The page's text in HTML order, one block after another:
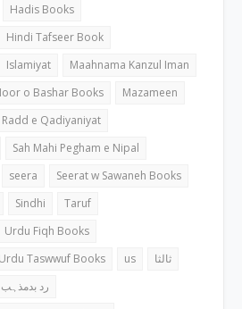
Hadis Books
Hindi Tafseer Book
Islamiyat
Maahnama Kanzul Iman
o Bashar Books
Mazameen
Radd e Qadiyaniyat
Sah Mahi Pegham e Nipal
seera
Seerat w Sawaneh Books
Sindhi
Taruf
Urdu Fiqh Books
Urdu Taswwuf Books us
ثالثا
رد